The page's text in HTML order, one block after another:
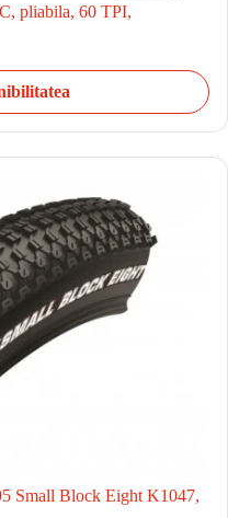
pliabila, 60 TPI,
Small Block Eight K1047,